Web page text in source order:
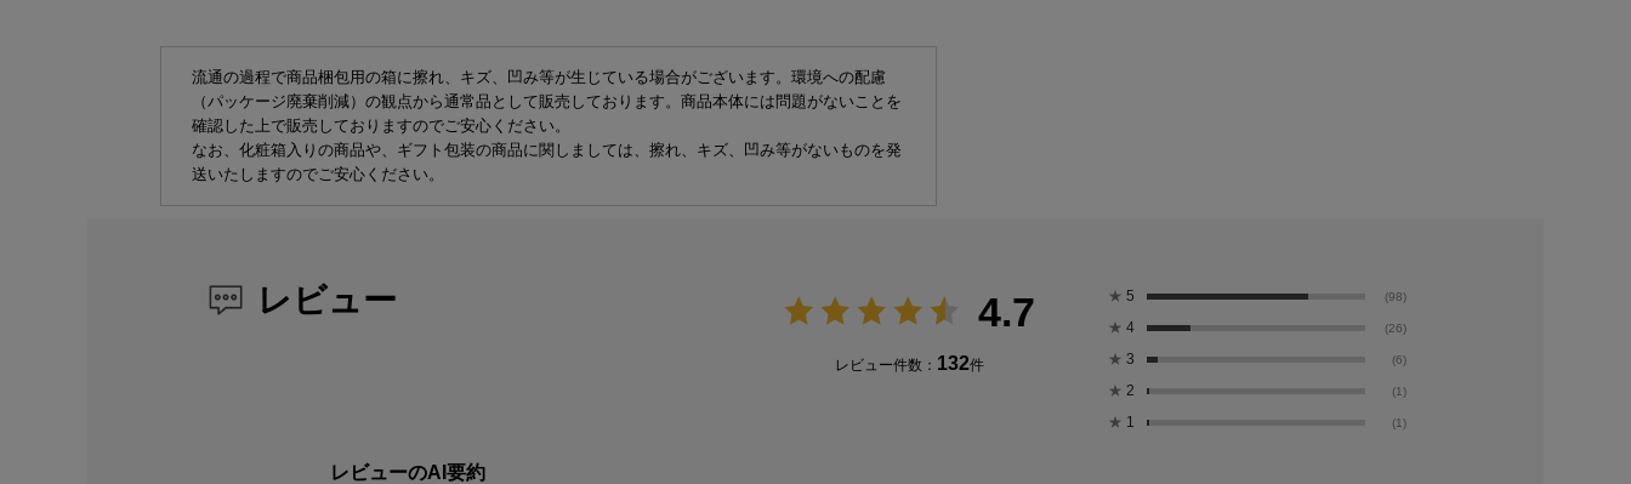
流通の過程で商品梱包用の箱に擦れ、キズ、凹み等が生じている場合がございます。環境への配慮
（パッケージ廃棄削減）の観点から通常品として販売しております。商品本体には問題がないことを
確認した上で販売しておりますのでご安心ください。
なお、化粧箱入りの商品や、ギフト包装の商品に関しましては、擦れ、キズ、凹み等がないものを発
送いたしますのでご安心ください。
レビュー 4.7
レビュー件数： 132件
★ 5 (98)
★ 4 (26)
★ 3 (6)
★ 2 (1)
★ 1 (1)
レビューのAI要約